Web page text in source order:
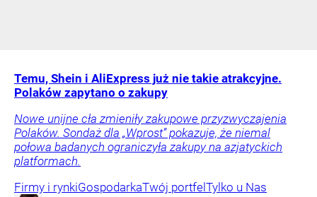
Temu, Shein i AliExpress już nie takie atrakcyjne.
Polaków zapytano o zakupy
Nowe unijne cła zmieniły zakupowe przyzwyczajenia
Polaków. Sondaż dla „Wprost” pokazuje, że niemal
połowa badanych ograniczyła zakupy na azjatyckich
platformach.
Firmy i rynkiGospodarkaTwój portfelTylko u Nas